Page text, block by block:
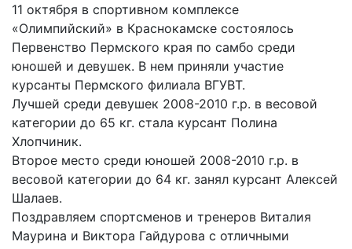
11 октября в спортивном комплексе
«Олимпийский» в Краснокамске состоялось
Первенство Пермского края по самбо среди
юношей и девушек. В нем приняли участие
курсанты Пермского филиала ВГУВТ.
Лучшей среди девушек 2008-2010 г.р. в весовой
категории до 65 кг. стала курсант Полина
Хлопчиник.
Второе место среди юношей 2008-2010 г.р. в
весовой категории до 64 кг. занял курсант Алексей
Шалаев.
Поздравляем спортсменов и тренеров Виталия
Маурина и Виктора Гайдурова с отличными